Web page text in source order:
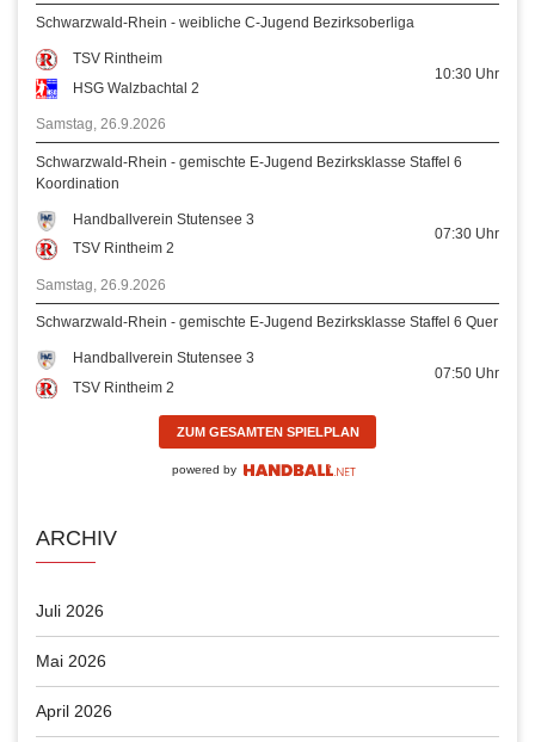
Schwarzwald-Rhein - weibliche C-Jugend Bezirksoberliga
TSV Rintheim
HSG Walzbachtal 2
10:30 Uhr
Samstag, 26.9.2026
Schwarzwald-Rhein - gemischte E-Jugend Bezirksklasse Staffel 6
Koordination
Handballverein Stutensee 3
TSV Rintheim 2
07:30 Uhr
Samstag, 26.9.2026
Schwarzwald-Rhein - gemischte E-Jugend Bezirksklasse Staffel 6 Quer
Handballverein Stutensee 3
TSV Rintheim 2
07:50 Uhr
ZUM GESAMTEN SPIELPLAN
powered by
ARCHIV
Juli 2026
Mai 2026
April 2026